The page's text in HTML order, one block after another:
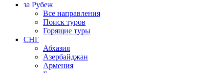
за Рубеж
Все направления
Поиск туров
Горящие туры
СНГ
Абхазия
Азербайджан
Армения